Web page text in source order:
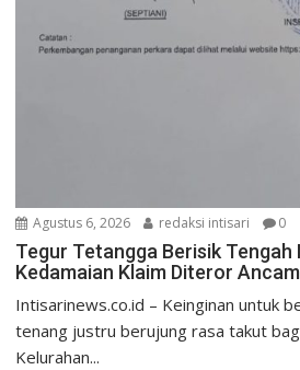
Agustus 6, 2026 redaksi intisari 0
Tegur Tetangga Berisik Tengah
Kedamaian Klaim Diteror
Intisarinews.co.id – Keinginan untuk
tenang justru berujung rasa takut
Kelurahan...